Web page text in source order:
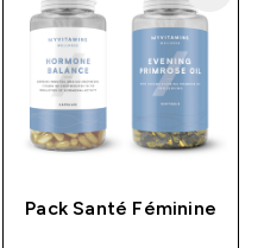
Pack Santé Féminine